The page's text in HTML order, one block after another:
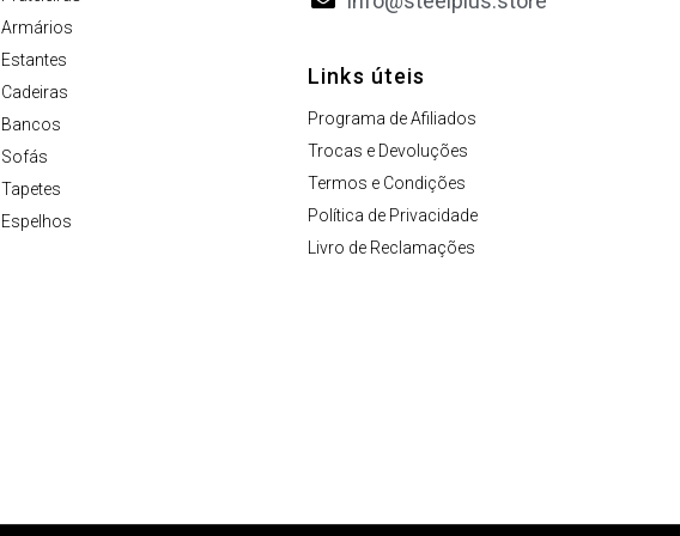
Armários
Estantes
Cadeiras
Bancos
Sofás
Tapetes
Espelhos
Links úteis
Programa de Afiliados
Trocas e Devoluções
Termos e Condições
Política de Privacidade
Livro de Reclamações